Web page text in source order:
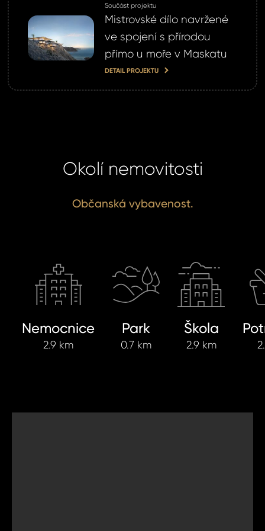
Součást projektu
Mistrovské dílo navržené
ve spojení s přírodou
přímo u moře v Maskatu
DETAIL PROJEKTU
Okolí nemovitosti
Občanská vybavenost.
Nemocnice
2.9 km
Park
0.7 km
Škola
2.9 km